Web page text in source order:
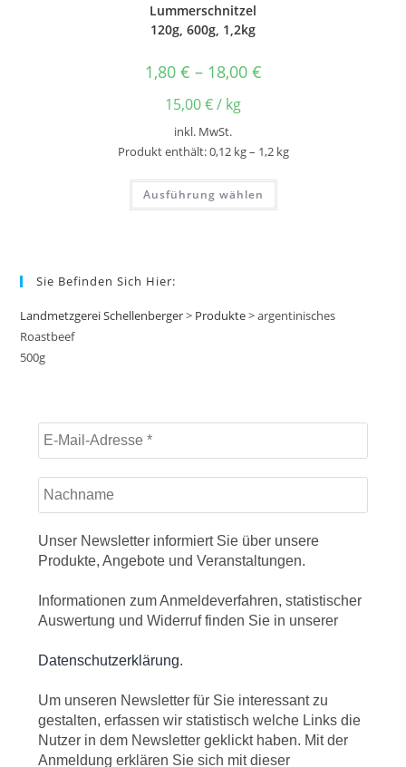
Lummerschnitzel
120g, 600g, 1,2kg
1,80 € – 18,00 €
15,00€/ kg
inkl. MwSt.
Produkt enthält: 0,12 kg– 1,2 kg
Ausführung wählen
Sie Befinden Sich Hier:
Landmetzgerei Schellenberger> Produkte>argentinisches
Roastbeef
500g
Unser Newsletter informiert Sie über unsere
Produkte, Angebote und Veranstaltungen.
Informationen zum Anmeldeverfahren, statistischer
Auswertung und Widerruf finden Sie in unserer
Datenschutzerklärung.
Um unseren Newsletter für Sie interessant zu
gestalten, erfassen wir statistisch welche Links die
Nutzer in dem Newsletter geklickt haben. Mit der
Anmeldung erklären Sie sich mit dieser